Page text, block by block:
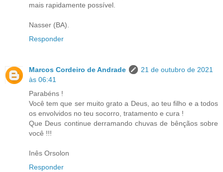
mais rapidamente possível.
Nasser (BA).
Responder
Marcos Cordeiro de Andrade
21 de outubro de 2021
às 06:41
Parabéns !
Você tem que ser muito grato a Deus, ao teu filho e a todos
os envolvidos no teu socorro, tratamento e cura !
Que Deus continue derramando chuvas de bênçãos sobre
você !!!
Inês Orsolon
Responder